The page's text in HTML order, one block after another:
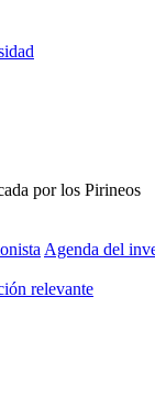
Agenda del
relevante